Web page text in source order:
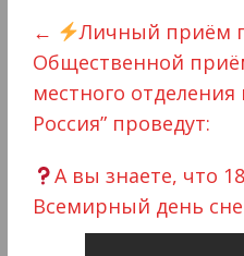
←
Личный приём
Общественной
местного отделения
Россия” проведут:
А вы знаете, что
Всемирный день